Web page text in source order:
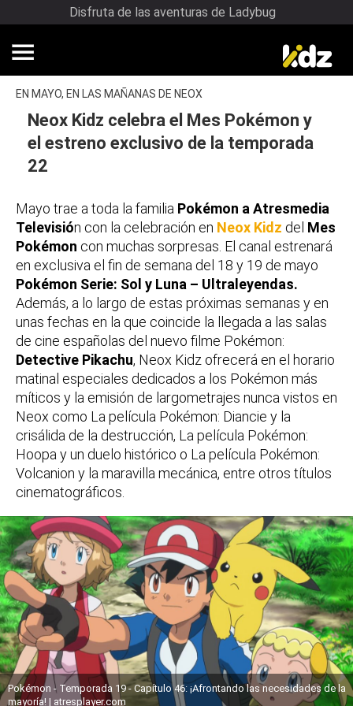
Disfruta de las aventuras de Ladybug
EN MAYO, EN LAS MAÑANAS DE NEOX
Neox Kidz celebra el Mes Pokémon y
el estreno exclusivo de la temporada
22
Mayo trae a toda la familia Pokémon a Atresmedia
Televisión con la celebración en Neox Kidz del Mes
Pokémon con muchas sorpresas. El canal estrenará
en exclusiva el fin de semana del 18 y 19 de mayo
Pokémon Serie: Sol y Luna – Ultraleyendas.
Además, a lo largo de estas próximas semanas y en
unas fechas en la que coincide la llegada a las salas
de cine españolas del nuevo filme Pokémon:
Detective Pikachu, Neox Kidz ofrecerá en el horario
matinal especiales dedicados a los Pokémon más
míticos y la emisión de largometrajes nunca vistos en
Neox como La película Pokémon: Diancie y la
crisálida de la destrucción, La película Pokémon:
Hoopa y un duelo histórico o La película Pokémon:
Volcanion y la maravilla mecánica, entre otros títulos
cinematográficos.
Pokémon - Temporada 19 - Capítulo 46: ¡Afrontando las necesidades de la
mayoría! | atresplayer.com